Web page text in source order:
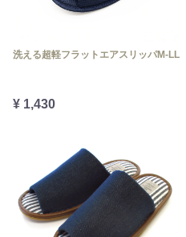
洗える超軽フラットエアスリッパM-LL
¥ 1,430